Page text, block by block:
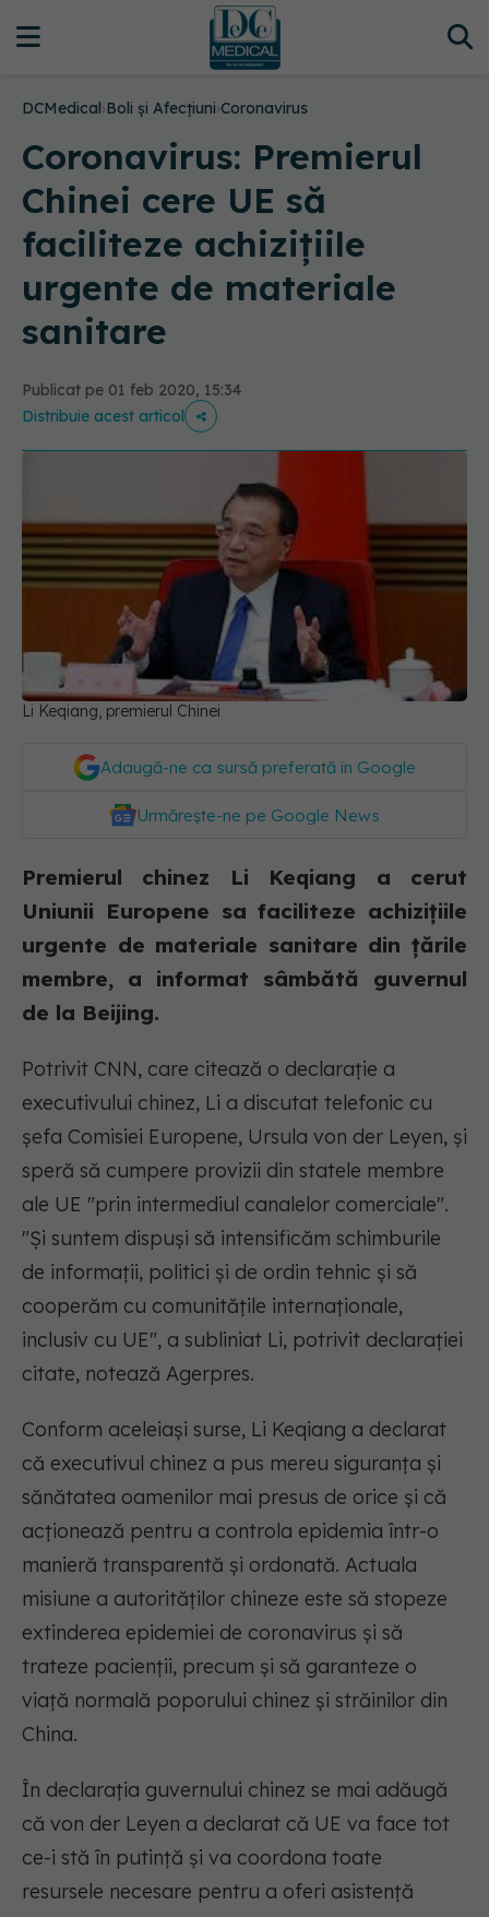
DCMedical›Boli și Afecțiuni›Coronavirus
Coronavirus: Premierul
Chinei cere UE să
faciliteze achiziţiile
urgente de materiale
sanitare
Publicat pe 01 feb 2020, 15:34
Distribuie acest articol
Li Keqiang, premierul Chinei
Adaugă-ne ca sursă preferată în Google
Urmărește-ne pe Google News
Premierul chinez Li Keqiang a cerut
Uniunii Europene sa faciliteze achiziţiile
urgente de materiale sanitare din ţările
membre, a informat sâmbătă guvernul
de la Beijing.
Potrivit CNN, care citează o declaraţie a
executivului chinez, Li a discutat telefonic cu
şefa Comisiei Europene, Ursula von der Leyen, şi
speră să cumpere provizii din statele membre
ale UE "prin intermediul canalelor comerciale".
"Şi suntem dispuşi să intensificăm schimburile
de informaţii, politici şi de ordin tehnic şi să
cooperăm cu comunităţile internaţionale,
inclusiv cu UE", a subliniat Li, potrivit declaraţiei
citate, notează Agerpres.
Conform aceleiaşi surse, Li Keqiang a declarat
că executivul chinez a pus mereu siguranţa şi
sănătatea oamenilor mai presus de orice şi că
acţionează pentru a controla epidemia într-o
manieră transparentă şi ordonată. Actuala
misiune a autorităţilor chineze este să stopeze
extinderea epidemiei de coronavirus şi să
trateze pacienţii, precum şi să garanteze o
viaţă normală poporului chinez şi străinilor din
China.
În declaraţia guvernului chinez se mai adăugă
că von der Leyen a declarat că UE va face tot
ce-i stă în putinţă şi va coordona toate
resursele necesare pentru a oferi asistenţă